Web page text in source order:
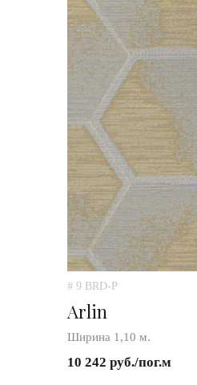
# 9 BRD-P
Arlin
Ширина 1,10 м.
10 242 руб./пог.м